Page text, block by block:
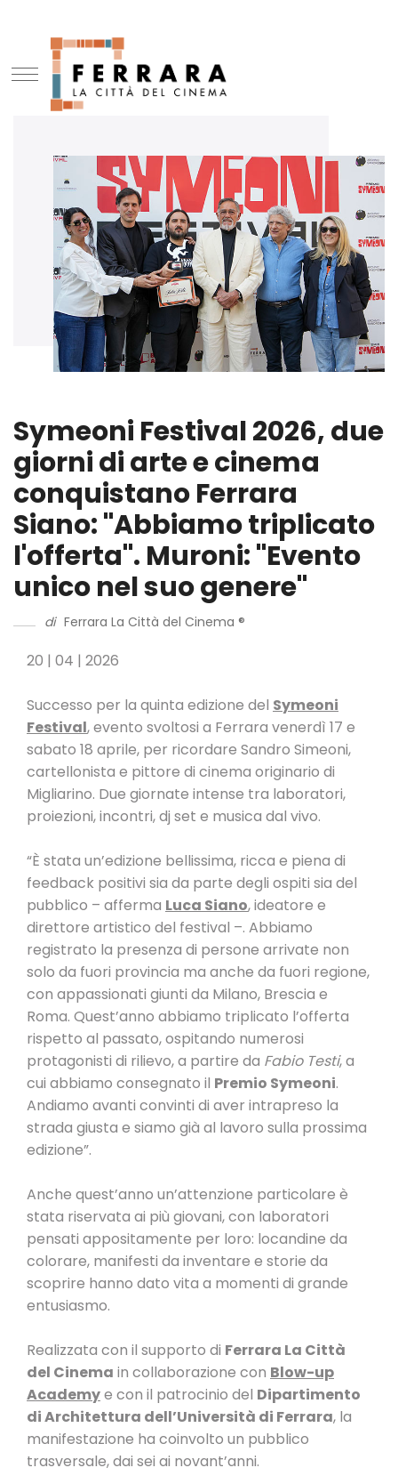
Symeoni Festival 2026, due
giorni di arte e cinema
conquistano Ferrara
Siano: "Abbiamo triplicato
l'offerta". Muroni: "Evento
unico nel suo genere"
di Ferrara La Città del Cinema ®
20 | 04 | 2026
Successo per la quinta edizione del Symeoni
Festival, evento svoltosi a Ferrara venerdì 17 e
sabato 18 aprile, per ricordare Sandro Simeoni,
cartellonista e pittore di cinema originario di
Migliarino. Due giornate intense tra laboratori,
proiezioni, incontri, dj set e musica dal vivo.
“È stata un’edizione bellissima, ricca e piena di
feedback positivi sia da parte degli ospiti sia del
pubblico – afferma Luca Siano, ideatore e
direttore artistico del festival –. Abbiamo
registrato la presenza di persone arrivate non
solo da fuori provincia ma anche da fuori regione,
con appassionati giunti da Milano, Brescia e
Roma. Quest’anno abbiamo triplicato l’offerta
rispetto al passato, ospitando numerosi
protagonisti di rilievo, a partire da Fabio Testi, a
cui abbiamo consegnato il Premio Symeoni.
Andiamo avanti convinti di aver intrapreso la
strada giusta e siamo già al lavoro sulla prossima
edizione”.
Anche quest’anno un’attenzione particolare è
stata riservata ai più giovani, con laboratori
pensati appositamente per loro: locandine da
colorare, manifesti da inventare e storie da
scoprire hanno dato vita a momenti di grande
entusiasmo.
Realizzata con il supporto di Ferrara La Città
del Cinema in collaborazione con Blow-up
Academye con il patrocinio del Dipartimento
di Architettura dell’Università di Ferrara, la
manifestazione ha coinvolto un pubblico
trasversale, dai sei ai novant’anni.